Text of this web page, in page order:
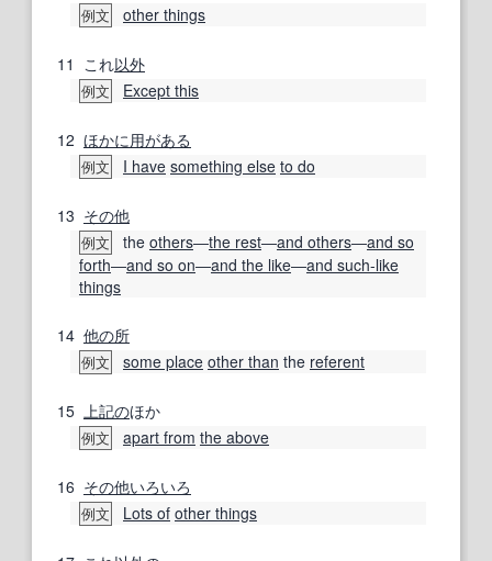
例文 other things
11 これ以外
例文 Except this
12 ほかに 用がある
例文 I have something else to do
13 その他
例文 the others―the rest―and others―and so
forth―and so on―and the like―and such-like
things
14 他の所
例文 some place other than the referent
15 上記のほか
例文 apart from the above
16 その他いろいろ
例文 Lots of other things